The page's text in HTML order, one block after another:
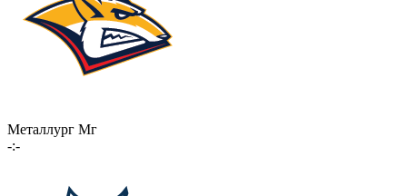
Металлург Мг
-:-